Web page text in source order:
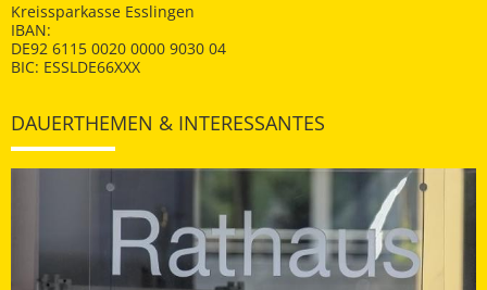
Kreissparkasse Esslingen
IBAN:
DE92 6115 0020 0000 9030 04
BIC: ESSLDE66XXX
DAUERTHEMEN & INTERESSANTES